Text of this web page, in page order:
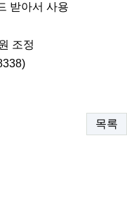
받아서 사용
조정
목록